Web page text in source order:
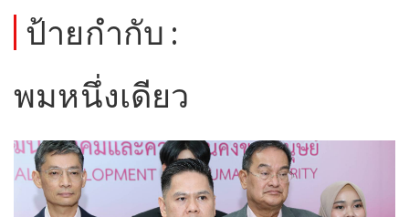
ป้ายกำกับ :
พมหนึ่งเดียว